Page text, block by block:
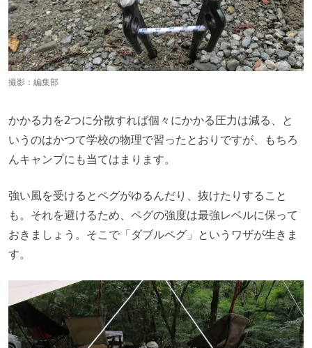
撮影：編集部
かかる力を2つに分散すれば個々にかかる圧力は減る、と
いうのはかつて学校の物理で習ったとおりですが、もちろ
んキャンプにも当てはまります。
強い風を受けるとペグがゆるんだり、抜けたりすること
も。それを避けるため、ペグの強度は最強レベルに保って
おきましょう。そこで「ダブルペグ」というワザが生きま
す。